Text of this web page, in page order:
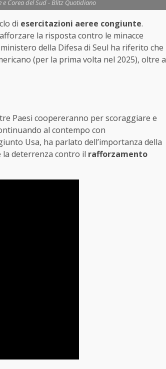
Corea del Sud - Blitz Quotidiano
di esercitazioni aeree congiunte.
la risposta contro le minacce
della Difesa di Seul ha riferito che
(per la prima volta nel 2025), oltre a
Paesi coopereranno per scoraggiare e
al contempo con
Usa, ha parlato dell’importanza della
deterrenza contro il rafforzamento